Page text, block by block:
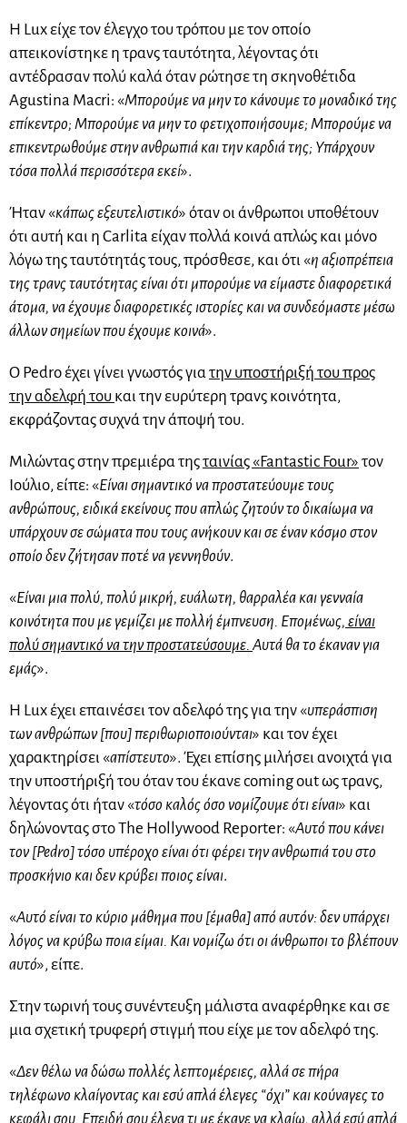
Η Lux είχε τον έλεγχο του τρόπου με τον οποίο
απεικονίστηκε η τρανς ταυτότητα, λέγοντας ότι
αντέδρασαν πολύ καλά όταν ρώτησε τη σκηνοθέτιδα
Agustina Macri: «Μπορούμε να μην το κάνουμε το μοναδικό της
επίκεντρο; Μπορούμε να μην το φετιχοποιήσουμε; Μπορούμε να
επικεντρωθούμε στην ανθρωπιά και την καρδιά της; Υπάρχουν
τόσα πολλά περισσότερα εκεί».
Ήταν «κάπως εξευτελιστικό» όταν οι άνθρωποι υποθέτουν
ότι αυτή και η Carlita είχαν πολλά κοινά απλώς και μόνο
λόγω της ταυτότητάς τους, πρόσθεσε, και ότι «η αξιοπρέπεια
της τρανς ταυτότητας είναι ότι μπορούμε να είμαστε διαφορετικά
άτομα, να έχουμε διαφορετικές ιστορίες και να συνδεόμαστε μέσω
άλλων σημείων που έχουμε κοινά».
Ο Pedro έχει γίνει γνωστός γιατην υποστήριξή του προς
την αδελφή του και την ευρύτερη τρανς κοινότητα,
εκφράζοντας συχνά την άποψή του.
Μιλώντας στην πρεμιέρα τηςταινίας «Fantastic Four» τον
Ιούλιο, είπε: «Είναι σημαντικό να προστατεύουμε τους
ανθρώπους, ειδικά εκείνους που απλώς ζητούν το δικαίωμα να
υπάρχουν σε σώματα που τους ανήκουν και σε έναν κόσμο στον
οποίο δεν ζήτησαν ποτέ να γεννηθούν.
«Είναι μια πολύ, πολύ μικρή, ευάλωτη, θαρραλέα και γενναία
κοινότητα που με γεμίζει με πολλή έμπνευση. Επομένως, είναι
πολύ σημαντικό να την προστατεύσουμε. Αυτά θα το έκαναν για
εμάς».
Η Lux έχει επαινέσει τον αδελφό της για την «υπεράσπιση
των ανθρώπων [που] περιθωριοποιούνται» και τον έχει
χαρακτηρίσει «απίστευτο». Έχει επίσης μιλήσει ανοιχτά για
την υποστήριξή του όταν του έκανε coming out ως τρανς,
λέγοντας ότι ήταν «τόσο καλός όσο νομίζουμε ότι είναι» και
δηλώνοντας στο The Hollywood Reporter: «Αυτό που κάνει
τον [Pedro] τόσο υπέροχο είναι ότι φέρει την ανθρωπιά του στο
προσκήνιο και δεν κρύβει ποιος είναι.
«Αυτό είναι το κύριο μάθημα που [έμαθα] από αυτόν: δεν υπάρχει
λόγος να κρύβω ποια είμαι. Και νομίζω ότι οι άνθρωποι το βλέπουν
αυτό», είπε.
Στην τωρινή τους συνέντευξη μάλιστα αναφέρθηκε και σε
μια σχετική τρυφερή στιγμή που είχε με τον αδελφό της.
«Δεν θέλω να δώσω πολλές λεπτομέρειες, αλλά σε πήρα
τηλέφωνο κλαίγοντας και εσύ απλά έλεγες “όχι” και κούναγες το
κεφάλι σου. Επειδή σου έλεγα τι με έκανε να κλαίω, αλλά εσύ απλά